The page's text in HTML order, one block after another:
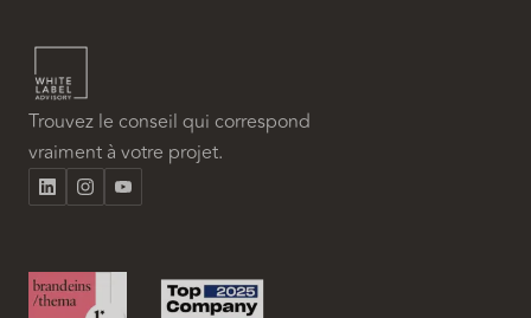
Trouvez le conseil qui correspond
vraiment à votre projet.